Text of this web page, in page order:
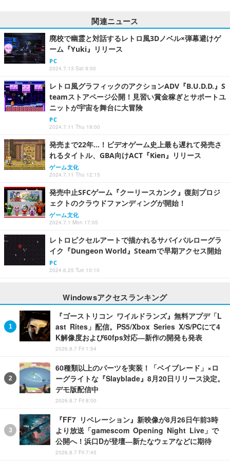
関連ニュース
廃校で幽霊と対話するレトロ風3Dノベル×弾幕避けゲ
ーム『Yuki』リリース
PC
2024.7.13 Sat 9:00
レトロ風グラフィックのアクションADV『B.U.D.D.』S
teamストアページ公開！見習い賞金稼ぎとサポートユ
ニットが宇宙を舞台に大冒険
PC
2024.7.11 Thu 19:00
発売まで22年…！ビデオゲーム史上最も遅れて発売さ
れるタイトル、GBA向けACT『Kien』リリース
ゲーム文化
2024.7.11 Thu 12:15
発売中止SFCゲーム『クーリースカンク』復刻プロジ
ェクトのクラウドファンディングが開始！
ゲーム文化
2024.7.1 Mon 17:05
レトロピクセルアートで描かれるサバイバルローグラ
イク『Dungeon World』Steamで早期アクセス開始
PC
2024.6.25 Tue 10:10
Windowsアクセスランキング
『ゴーストリコン ワイルドランズ』無料アプデ「L
ast Rites」配信。PS5/Xbox Series X/S/PCにて4
K解像度および60fps対応―新作の開発も発表
2026.8.7 Fri 1:54
60種類以上のパーツを実装！「ベイブレード」×ロ
ーグライトな『Slayblade』8月20日リリース決定。
デモ版配信中
2026.8.7 Fri 8:00
『FF7 リベレーション』新映像が8月26日午前3時
より放送「gamescom Opening Night Live」で
公開へ！浜口Dが登壇―新たなウェアなどに期待
2026.8.7 Fri 7:45